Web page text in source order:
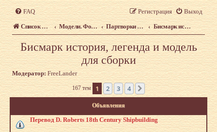
FAQ Выход
Регистрация
Список форумов Модели. Форум моделистов сайта shipmodeling.ru Партворки (Батиста, Баунти, Бисмарк, Виктория, Черная Жемчужина) Бисмарк история, легенда и модель для сборки
Бисмарк история, легенда и модель
для сборки
Модератор: FreeLander
167 тем 1 2 3 4 След.
Объявления
Перевод D. Roberts 18th Century Shipbuilding